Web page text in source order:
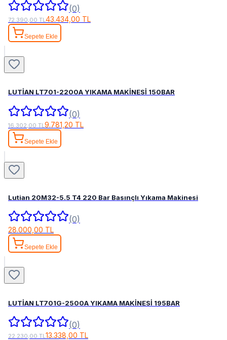
(0)
72.390,00 TL43.434,00 TL
Sepete Ekle
LUTİAN LT701-2200A YIKAMA MAKİNESİ 150BAR
(0)
16.302,00 TL 9.781,20 TL
Sepete Ekle
Lutian 20M32-5.5 T4 220 Bar Basınçlı Yıkama Makinesi
(0)
28.000,00 TL
Sepete Ekle
LUTİAN LT701G-2500A YIKAMA MAKİNESİ 195BAR
(0)
22.230,00 TL 13.338,00 TL